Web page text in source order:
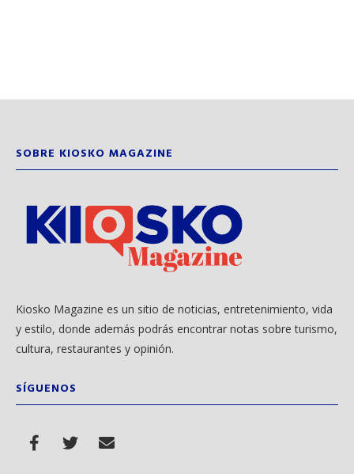
SOBRE KIOSKO MAGAZINE
Kiosko Magazine es un sitio de noticias, entretenimiento, vida
y estilo, donde además podrás encontrar notas sobre turismo,
cultura, restaurantes y opinión.
SÍGUENOS